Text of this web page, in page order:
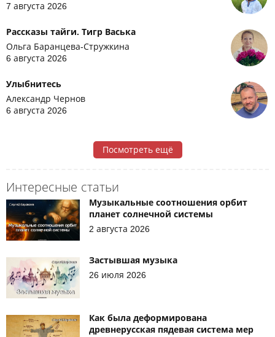
7 августа 2026
Рассказы тайги. Тигр Васька
Ольга Баранцева-Стружкина
6 августа 2026
Улыбнитесь
Александр Чернов
6 августа 2026
Посмотреть ещё
Интересные статьи
Музыкальные соотношения орбит
планет солнечной системы
2 августа 2026
Застывшая музыка
26 июля 2026
Как была деформирована
древнерусская пядевая система мер